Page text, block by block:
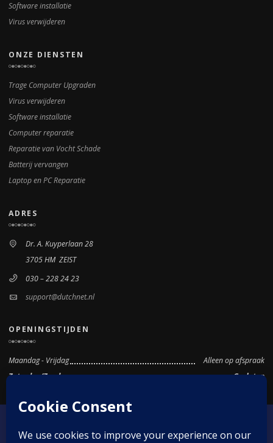
Software installatie
Virus verwijderen
ONZE DIENSTEN
Trage Computer Upgraden
Virus verwijderen
Software installatie
Computer reparatie
Reparatie van Vocht Schade
Batterij vervangen
Laptop en PC Reparatie
ADRES
Dr. A. Kuyperlaan 28
3705 HM ZEIST
030 – 228 24 23
support@dutchnet.nl
OPENINGSTIJDEN
Maandag - Vrijdag
Alleen op afspraak
Zaterdag/Zondag
Gesloten
© 1997-2026 DutchNet, All Rights Reserved
Scroll